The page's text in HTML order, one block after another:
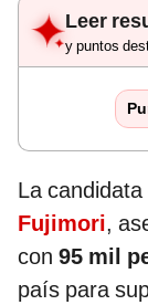
Leer
y puntos
La
Fujimori,
con 95 mil
país para